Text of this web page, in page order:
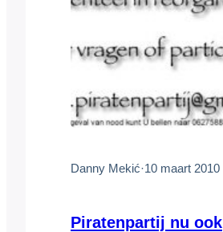
Danny Mekić·10 maart 2010
Piratenpartij nu ook